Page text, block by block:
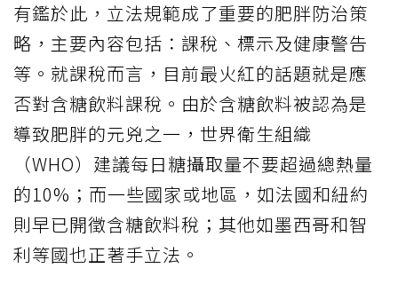
有鑑於此，立法規範成了重要的肥胖防治策
略，主要內容包括：課稅、標示及健康警告
等。就課稅而言，目前最火紅的話題就是應
否對含糖飲料課稅。由於含糖飲料被認為是
導致肥胖的元兇之一，世界衛生組織
（WHO）建議每日糖攝取量不要超過總熱量
的10%；而一些國家或地區，如法國和紐約
則早已開徵含糖飲料稅；其他如墨西哥和智
利等國也正著手立法。